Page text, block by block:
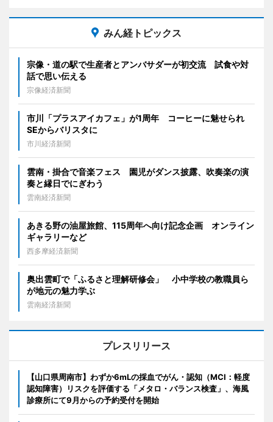
みん経トピックス
宗像・道の駅で生産者とアンバサダーが初交流 試食や対
話で思い伝える
宗像経済新聞
市川「プラスアイカフェ」が1周年 コーヒーに魅せられ
SEからバリスタに
市川経済新聞
雲南・掛合で音楽フェス 園児がダンス披露、吹奏楽の演
奏と縁日でにぎわう
雲南経済新聞
あきる野の油屋旅館、115周年へ向け記念企画 オンライン
ギャラリーなど
西多摩経済新聞
奥出雲町で「ふるさと理解研修会」 小中学校の教職員ら
が地元の魅力学ぶ
雲南経済新聞
プレスリリース
【山口県周南市】わずか6mLの採血でがん・認知（MCI：軽度
認知障害）リスクを評価する「メタロ・バランス検査」、海風
診療所にて9月からの予約受付を開始